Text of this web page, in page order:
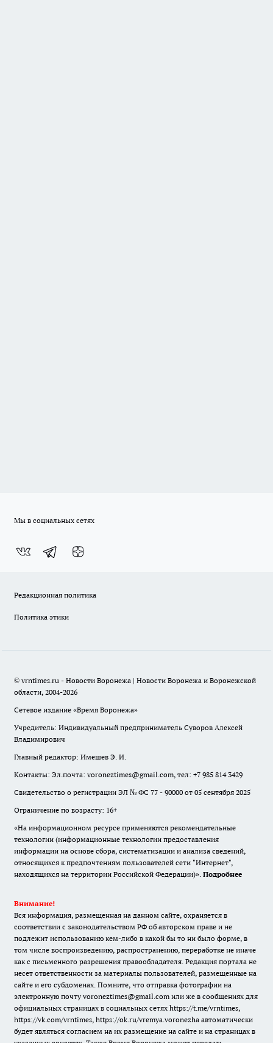
Мы в социальных сетях
Редакционная политика
Политика этики
© vrntimes.ru - Новости Воронежа | Новости Воронежа и Воронежской
области, 2004-2026
Сетевое издание «Время Воронежа»
Учредитель: Индивидуальный предприниматель Суворов Алексей
Владимирович
Главный редактор: Имешев Э. И.
Контакты: Эл.почта: voroneztimes@gmail.com, тел: +7 985 814 3429
Свидетельство о регистрации ЭЛ № ФС 77 - 90000 от 05 сентября 2025
Ограничение по возрасту: 16+
«На информационном ресурсе применяются рекомендательные
технологии (информационные технологии предоставления
информации на основе сбора, систематизации и анализа сведений,
относящихся к предпочтениям пользователей сети "Интернет",
находящихся на территории Российской Федерации)». Подробнее
Внимание!
Вся информация, размещенная на данном сайте, охраняется в
соответствии с законодательством РФ об авторском праве и не
подлежит использованию кем-либо в какой бы то ни было форме, в
том числе воспроизведению, распространению, переработке не иначе
как с письменного разрешения правообладателя. Редакция портала не
несет ответственности за материалы пользователей, размещенные на
сайте и его субдоменах. Помните, что отправка фотографии на
электронную почту voroneztimes@gmail.com или же в сообщениях для
официальных страницах в социальных сетях https://t.me/vrntimes,
https://vk.com/vrntimes, https://ok.ru/vremya.voronezha автоматически
будет являться согласием на их размещение на сайте и на страницах в